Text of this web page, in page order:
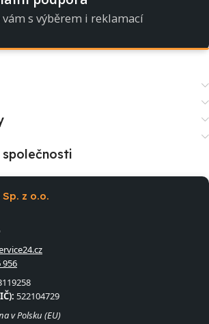
s výběrem i reklamací
Sp. z o.o.
956
522104729
v Polsku (EU)